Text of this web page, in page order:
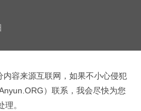
容来源互联网，如果不小心侵犯
）联系，我会尽快为您
理。